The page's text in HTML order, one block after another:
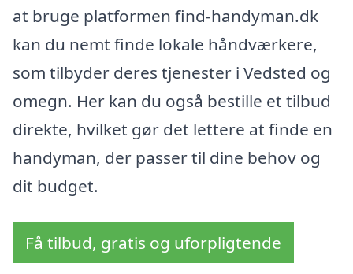
at bruge platformen find-handyman.dk
kan du nemt finde lokale håndværkere,
som tilbyder deres tjenester i Vedsted og
omegn. Her kan du også bestille et tilbud
direkte, hvilket gør det lettere at finde en
handyman, der passer til dine behov og
dit budget.
Få tilbud, gratis og uforpligtende